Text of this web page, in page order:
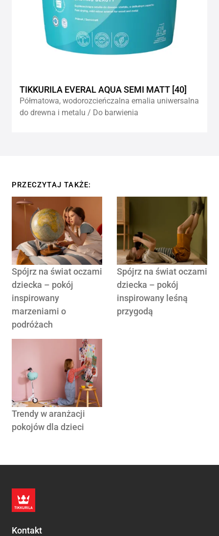
TIKKURILA EVERAL AQUA SEMI MATT [40]
Półmatowa, wodorozcieńczalna emalia uniwersalna
do drewna i metalu / Do barwienia
PRZECZYTAJ TAKŻE:
Spójrz na świat oczami
dziecka – pokój
inspirowany
marzeniami o
podróżach
Spójrz na świat oczami
dziecka – pokój
inspirowany leśną
przygodą
Trendy w aranżacji
pokojów dla dzieci
Kontakt